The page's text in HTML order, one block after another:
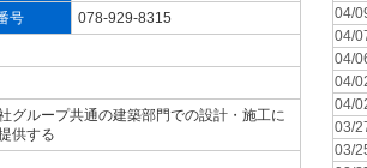
号
078-929-8315
グループ共通の建築部門での設計・施工に
供する
04/
04/
04/
04/
04/
03/
03/